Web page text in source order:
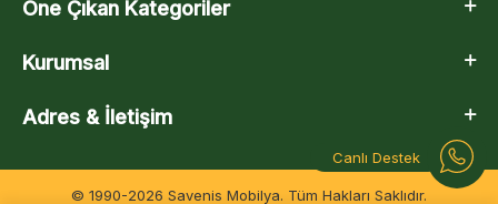
Canlı Destek
Öne Çıkan Kategoriler
Kurumsal
Adres & İletişim
© 1990-2026 Savenis Mobilya. Tüm Hakları Saklıdır.